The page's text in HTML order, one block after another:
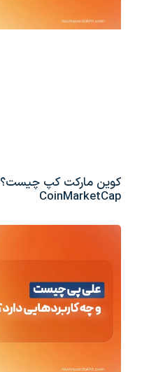
کوین مارکت کپ
CoinMarketCap